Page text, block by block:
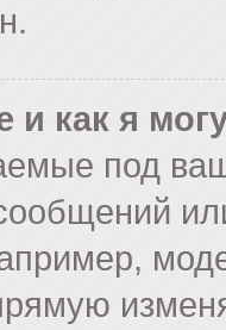
и как я
под